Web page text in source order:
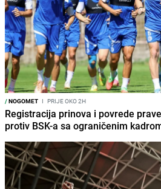
/NOGOMET I PRIJE OKO 2H
Registracija prinova i povrede
protiv BSK-a sa ograničenim